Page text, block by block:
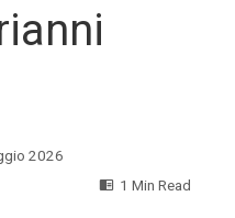
2026
1 Min Read